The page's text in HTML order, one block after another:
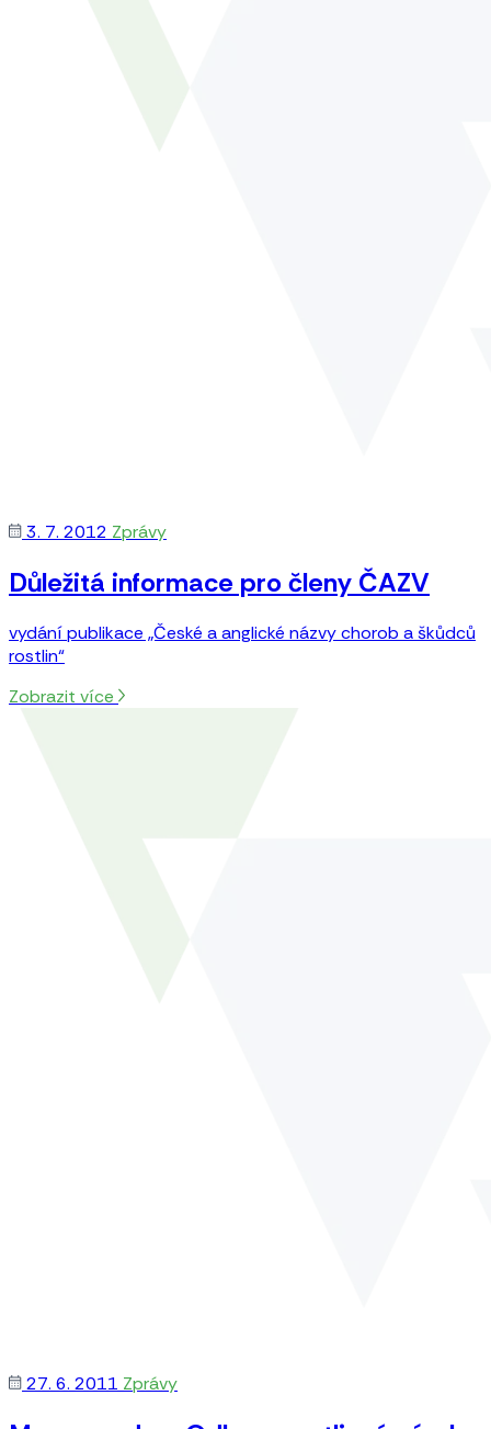
3. 7. 2012 Zprávy
Důležitá informace pro členy ČAZV
vydání publikace „České a anglické názvy chorob a škůdců
rostlin“
Zobrazit více
27. 6. 2011 Zprávy